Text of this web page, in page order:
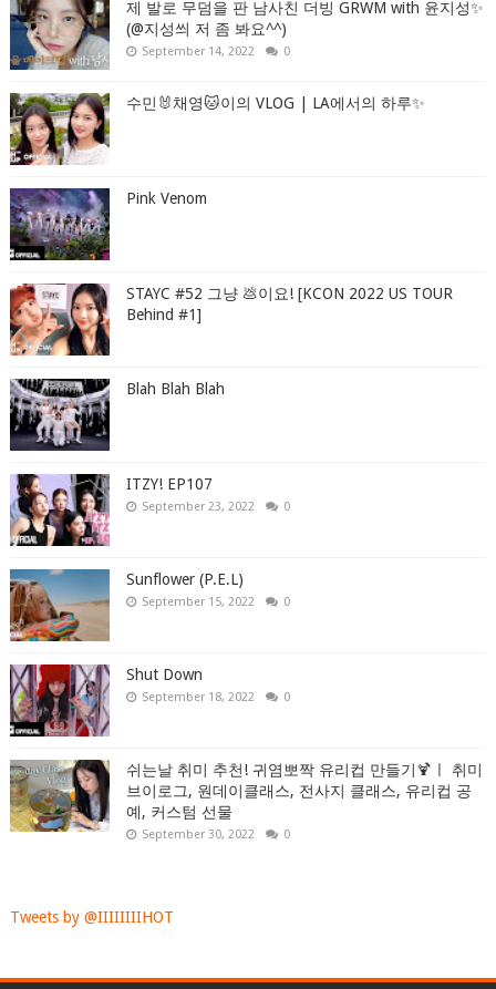
제 발로 무덤을 판 남사친 더빙 GRWM with 윤지성✨
(@지성씌 저 좀 봐요^^)
September 14, 2022 0
수민🐰채영🐱이의 VLOG | LA에서의 하루✨
Pink Venom
STAYC #52 그냥 💩이요! [KCON 2022 US TOUR
Behind #1]
Blah Blah Blah
ITZY! EP107
September 23, 2022 0
Sunflower (P.E.L)
September 15, 2022 0
Shut Down
September 18, 2022 0
쉬는날 취미 추천! 귀염뽀짝 유리컵 만들기🍹ㅣ 취미
브이로그, 원데이클래스, 전사지 클래스, 유리컵 공
예, 커스텀 선물
September 30, 2022 0
Tweets by @IIIIIIIIHOT